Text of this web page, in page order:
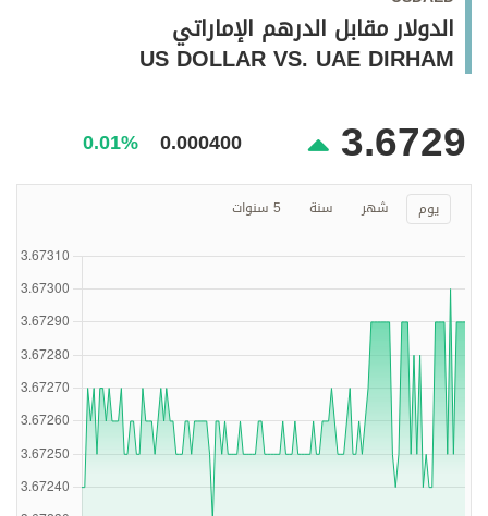
الترفيه
الذكاء الاصطناعي
تغطيات
بودكاست
إنفوجراف
قصة صورة
كاريكتير
الدولار مقابل الدرهم الإماراتي
US DOLLAR VS. UAE DIRHAM
3.6729
0.000400
0.01%
يوم شهر سنة 5 سنوات